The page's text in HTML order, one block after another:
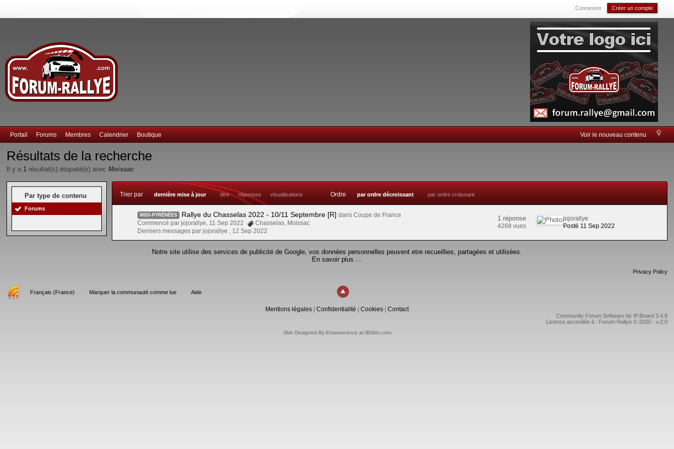
Connexion Créer un compte
Voir le nouveau contenu
Portail Forums Membres Calendrier Boutique
Résultats de la recherche
Il y a 1 résultat(s) étiqueté(s) avecMoissac
Par type de contenu
Forums
Trier par dernière mise à jour titre réponses visualisations Ordre par ordre décroissant par ordre croissant
MIDI-PYRÉNÉES Rallye du Chasselas 2022 - 10/11 Septembre [R] dans Coupe de France
Commencé par jojorallye, 11 Sep 2022
Chasselas, Moissac
Derniers messages par jojorallye , 12 Sep 2022
1 réponse
4268 vues
jojorallye
Posté 11 Sep 2022
Notre site utilise des services de publicité de Google, vos données personnelles peuvent etre recueillies, partagées et utilisées.
En savoir plus ...
Privacy Policy
Français (France) Marquer la communauté comme lue Aide
Mentions légales| Confidentialité Cookies| Contact
Community Forum Software by IP.Board 3.4.8
Licence accordée à : Forum-Rallye © 2020 - v.2.0
Skin Designed By Evanescence at IBSkin.com